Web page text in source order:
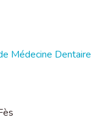
Médecine Dentaire